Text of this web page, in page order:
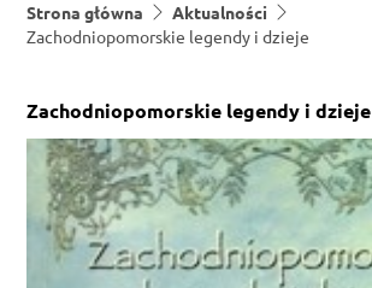
Strona główna
Aktualności
Zachodniopomorskie legendy i dzieje
Zachodniopomorskie legendy i dzieje